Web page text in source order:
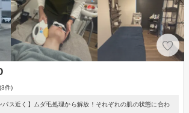
(3件)
パス近く】ムダ毛処理から解放！それぞれの肌の状態に合わ